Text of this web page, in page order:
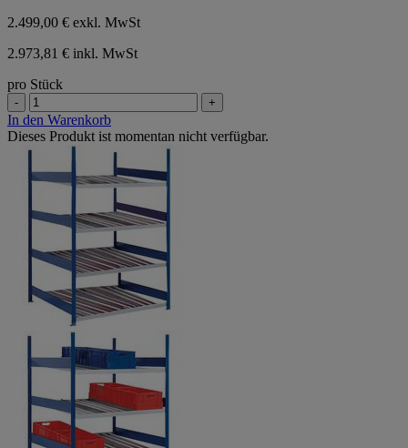
2.499,00 € exkl. MwSt
2.973,81 € inkl. MwSt
pro Stück
- +
In den Warenkorb
Dieses Produkt ist momentan nicht verfügbar.